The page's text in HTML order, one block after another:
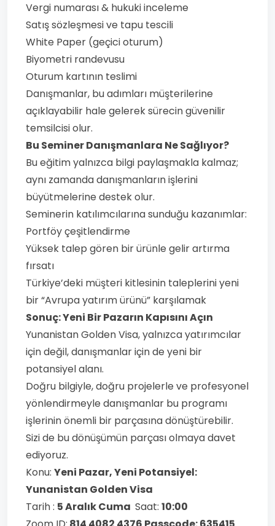
Vergi numarası & hukuki inceleme
Satış sözleşmesi ve tapu tescili
White Paper (geçici oturum)
Biyometri randevusu
Oturum kartının teslimi
Danışmanlar, bu adımları müşterilerine
açıklayabilir hale gelerek sürecin güvenilir
temsilcisi olur.
Bu Seminer Danışmanlara Ne Sağlıyor?
Bu eğitim yalnızca bilgi paylaşmakla kalmaz;
aynı zamanda danışmanların işlerini
büyütmelerine destek olur.
Seminerin katılımcılarına sunduğu kazanımlar:
Portföy çeşitlendirme
Yüksek talep gören bir ürünle gelir artırma
fırsatı
Türkiye’deki müşteri kitlesinin taleplerini yeni
bir “Avrupa yatırım ürünü” karşılamak
Sonuç: Yeni Bir Pazarın Kapısını Açın
Yunanistan Golden Visa, yalnızca yatırımcılar
için değil, danışmanlar için de yeni bir
potansiyel alanı.
Doğru bilgiyle, doğru projelerle ve profesyonel
yönlendirmeyle danışmanlar bu programı
işlerinin önemli bir parçasına dönüştürebilir.
Sizi de bu dönüşümün parçası olmaya davet
ediyoruz.
Konu: Yeni Pazar, Yeni Potansiyel:
Yunanistan Golden Visa
Tarih : 5 Aralık Cuma Saat: 10:00